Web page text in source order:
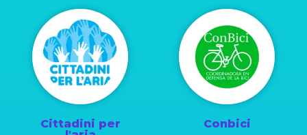
Cittadini per
Conbici